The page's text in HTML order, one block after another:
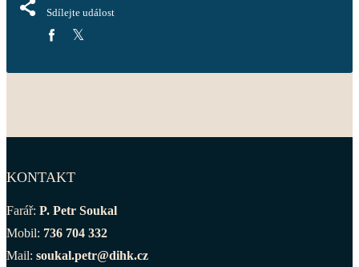
Sdílejte událost
KONTAKT
Farář: P. Petr Soukal
Mobil: 736 704 332
Mail: soukal.petr@dihk.cz